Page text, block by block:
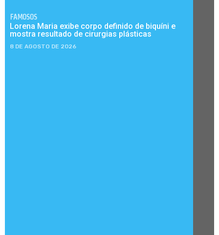
FAMOSOS
Lorena Maria exibe corpo definido de biquíni e
mostra resultado de cirurgias plásticas
8 DE AGOSTO DE 2026